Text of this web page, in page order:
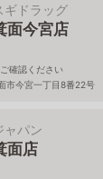
ギドラッグ
面今宮店
確認ください
市今宮一丁目8番22号
ャパン
面店